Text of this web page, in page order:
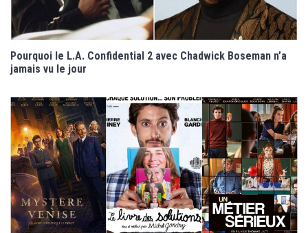
Pourquoi le L.A. Confidential 2 avec Chadwick Boseman n’a
jamais vu le jour